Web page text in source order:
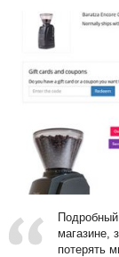
магазине,
потерять